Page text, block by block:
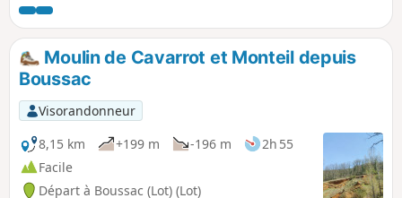
Marcilhac. C'est aussi l'opportunité de vues
magnifiques sur la vallée du Célé à partir du
sentier en balcon sur le plateau. Une étape
qui permet aussi de découvrir le causse et
son maillage de murets de pierres, témoins
d'une activité agricole intense dans le passé.
Moulin de Cavarrot et Monteil depuis
Boussac
Visorandonneur
8,15 km
+199 m -196 m
2h 55
Facile
Départ à Boussac (Lot) (Lot)